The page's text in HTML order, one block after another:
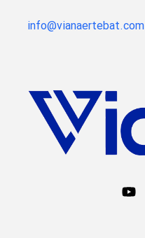
info@vianaertebat.com